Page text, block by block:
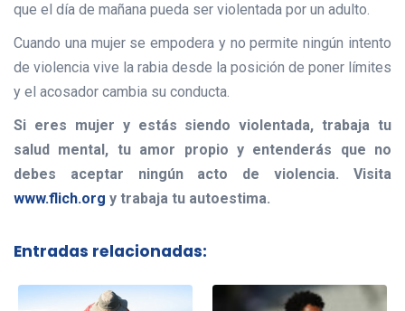
que el día de mañana pueda ser violentada por un adulto.
Cuando una mujer se empodera y no permite ningún intento
de violencia vive la rabia desde la posición de poner límites
y el acosador cambia su conducta.
Si eres mujer y estás siendo violentada, trabaja tu
salud mental, tu amor propio y entenderás que no
debes aceptar ningún acto de violencia. Visita
www.flich.org y trabaja tu autoestima.
Entradas relacionadas: